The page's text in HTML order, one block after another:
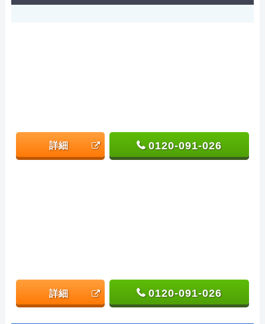
詳細 0120-091-026
詳細 0120-091-026